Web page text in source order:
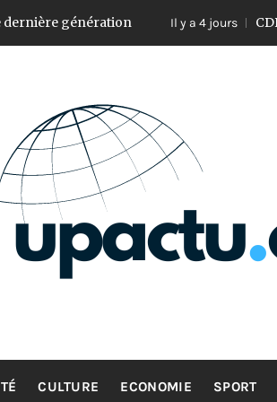
Il y a 4 jours CDPM : les
L’actualité d’ici et
CULTURE ECONOMIE SPORT